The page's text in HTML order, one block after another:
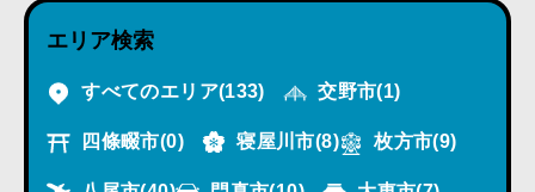
エリア検索
すべてのエリア(133) 交野市(1)
四條畷市(0) 寝屋川市(8) 枚方市(9)